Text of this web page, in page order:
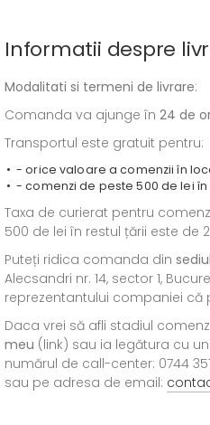
Informatii despre
Modalitati si termeni de livrare:
Comanda va ajunge în 24 de
Transportul este gratuit pentru:
- orice valoare a comenzii în
- comenzi de peste 500 de lei
Taxa de curierat pentru
500 de lei în restul țării este de
Puteți ridica comanda din sediul
Alecsandri nr. 14, sector 1,
reprezentantului companiei că
Daca vrei să afli stadiul
meu (link) sau ia legătura cu un
numărul de call-center: 0744
sau pe adresa de email: